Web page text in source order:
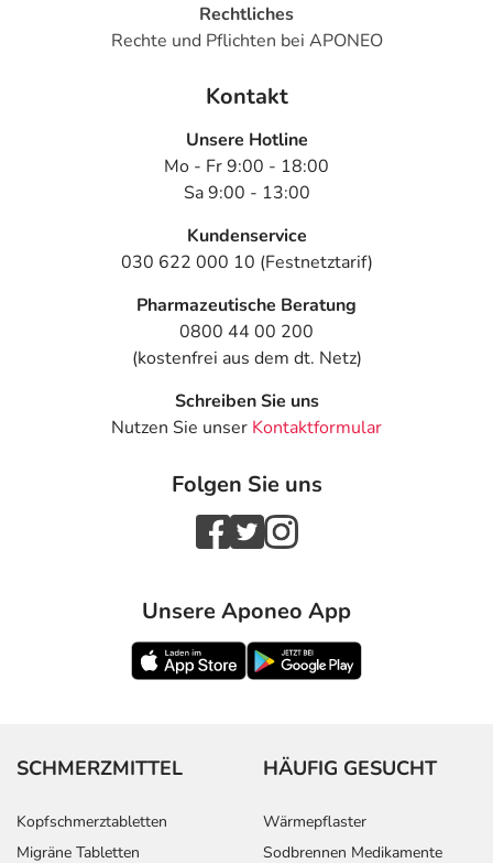
Rechtliches
Rechte und Pflichten bei APONEO
Kontakt
Unsere Hotline
Mo - Fr 9:00 - 18:00
Sa 9:00 - 13:00
Kundenservice
030 622 000 10 (Festnetztarif)
Pharmazeutische Beratung
0800 44 00 200
(kostenfrei aus dem dt. Netz)
Schreiben Sie uns
Nutzen Sie unser Kontaktformular
Folgen Sie uns
Unsere Aponeo App
SCHMERZMITTEL
Kopfschmerztabletten
Migräne Tabletten
HÄUFIG GESUCHT
Wärmepflaster
Sodbrennen Medikamente